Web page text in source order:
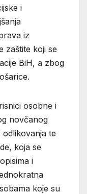
i
iz
zaštite koji se
BiH, a zbog
osobne i
novčanog
te
koja se
i
koje su